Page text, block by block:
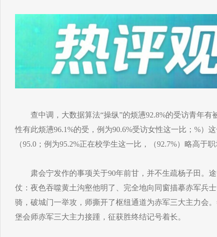
查中调，大数据算法“操纵”的烦懑92.8%的受访青年有
性有此烦懑96.1%的受，例为90.6%受访女性这一比；%）
（95.0；例为95.2%正在校学生这一比，（92.7%）略高于
肃会宁发作的事项关于90年前甘，并不生疏杨子田。途
仗：夜色吞噬黄土沟壑他明了、完全地向同窗描摹赤军兵
骑，破城门一举攻，师撕开了枢纽通道为赤军三大主力会
堡会师赤军三大主力接踵，征获胜终结记号着长。